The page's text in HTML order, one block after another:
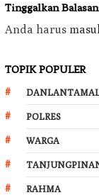
Tinggalkan Balasan
Anda harus
TOPIK POPULER
POLRES
WARGA
RAHMA